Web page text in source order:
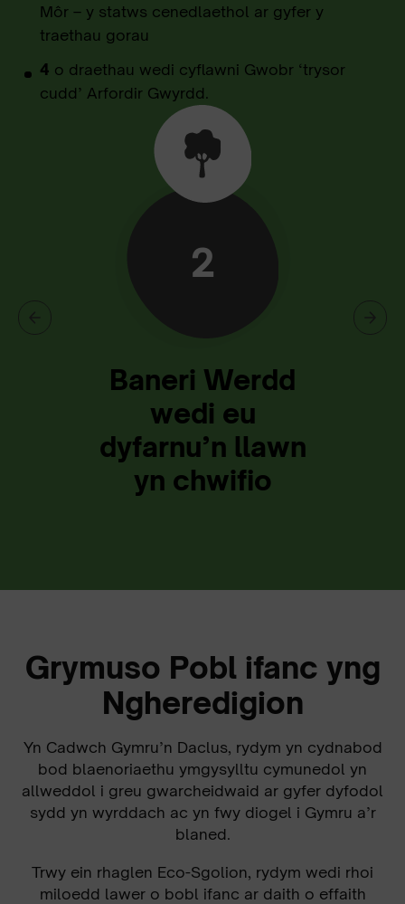
Môr – y statws cenedlaethol ar gyfer y
traethau gorau
4 o draethau wedi cyflawni Gwobr ‘trysor
cudd’ Arfordir Gwyrdd.
2
Baneri Werdd
wedi eu
dyfarnu’n llawn
yn chwifio
Grymuso Pobl ifanc yng
Ngheredigion
Yn Cadwch Gymru’n Daclus, rydym yn cydnabod
bod blaenoriaethu ymgysylltu cymunedol yn
allweddol i greu gwarcheidwaid ar gyfer dyfodol
sydd yn wyrddach ac yn fwy diogel i Gymru a’r
blaned.
Trwy ein rhaglen Eco-Sgolion, rydym wedi rhoi
miloedd lawer o bobl ifanc ar daith o effaith